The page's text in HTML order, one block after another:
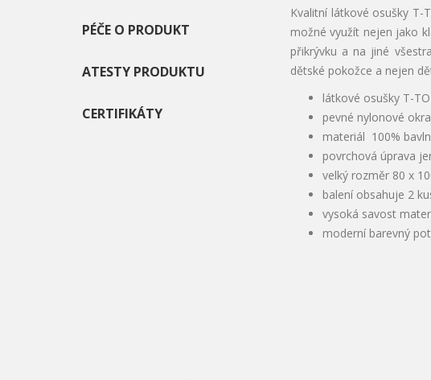
PÉČE O PRODUKT
ATESTY PRODUKTU
CERTIFIKÁTY
Kvalitní látkové osušky
možné využít nejen jako
přikrývku a na jiné
dětské pokožce a nejen
látkové osušky T-
pevné nylonové
materiál 100%
povrchová úprava
velký rozměr 80 x
balení obsahuje 2
vysoká savost
moderní barevný